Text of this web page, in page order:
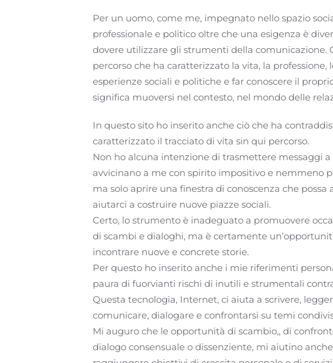
Per un uomo, come me, impegnato nello spazio
professionale e politico oltre che una esigenza è
dovere utilizzare gli strumenti della comunicazione.
percorso che ha caratterizzato la vita, la professione,
esperienze sociali e politiche e far conoscere il
significa muoversi nel contesto, nel mondo delle
In questo sito ho inserito anche ciò che ha
caratterizzato il tracciato di vita sin qui percorso.
Non ho alcuna intenzione di trasmettere messaggi
avvicinano a me con spirito impositivo e nemmeno
ma solo aprire una finestra di conoscenza che possa
aiutarci a costruire nuove piazze sociali.
Certo, lo strumento è inadeguato a promuovere
di scambi e dialoghi, ma è certamente
incontrare nuove e concrete storie.
Per questo ho inserito anche i mie riferimenti
paura di fuorvianti rischi di inutili e strumentali
Questa tecnologia, Internet, ci aiuta a scrivere,
comunicare, dialogare e confrontarsi su temi
Mi auguro che le opportunità di scambio,, di
dialogo consensuale o dissenziente, mi aiutino